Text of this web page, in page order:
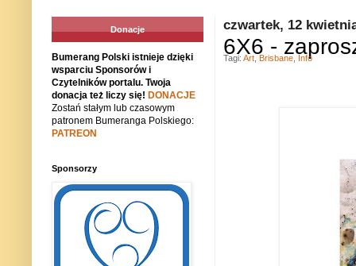
czwartek, 12
6X6 -
Tagi: Art Brisbane Info
Donacje
Bumerang Polski istnieje dzięki
wsparciu Sponsorów i
Czytelników portalu. Twoja
donacja też liczy się! DONACJE
Zostań stałym lub czasowym
patronem Bumeranga Polskiego:
PATREON
Sponsorzy